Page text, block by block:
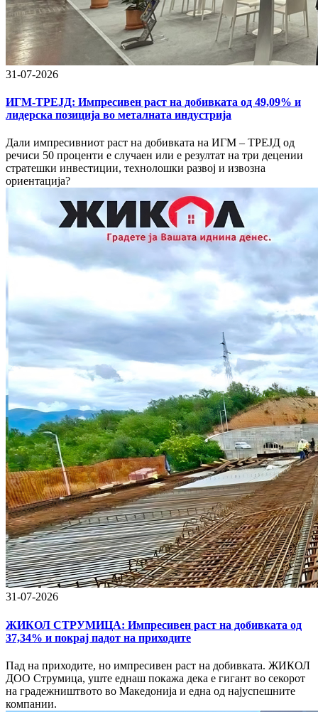
31-07-2026
ИГМ-ТРЕЈД: Импресивен раст на добивката од 49,09% и
лидерска позиција во металната индустрија
Дали импресивниот раст на добивката на ИГМ – ТРЕЈД од
речиси 50 проценти е случаен или е резултат на три децении
стратешки инвестиции, технолошки развој и извозна
ориентација?
31-07-2026
ЖИКОЛ СТРУМИЦА: Импресивен раст на добивката од
37,34% и покрај падот на приходите
Пад на приходите, но импресивен раст на добивката. ЖИКОЛ
ДОО Струмица, уште еднаш покажа дека е гигант во секорот
на градежништвото во Македонија и една од најуспешните
компании.